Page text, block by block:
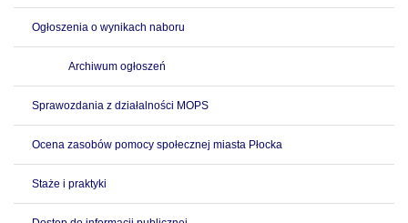
Ogłoszenia o wynikach naboru
Archiwum ogłoszeń
Sprawozdania z działalności MOPS
Ocena zasobów pomocy społecznej miasta Płocka
Staże i praktyki